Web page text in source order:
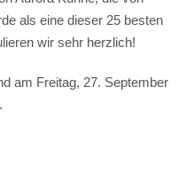
als eine dieser 25 besten
wir sehr herzlich!
am Freitag, 27. September